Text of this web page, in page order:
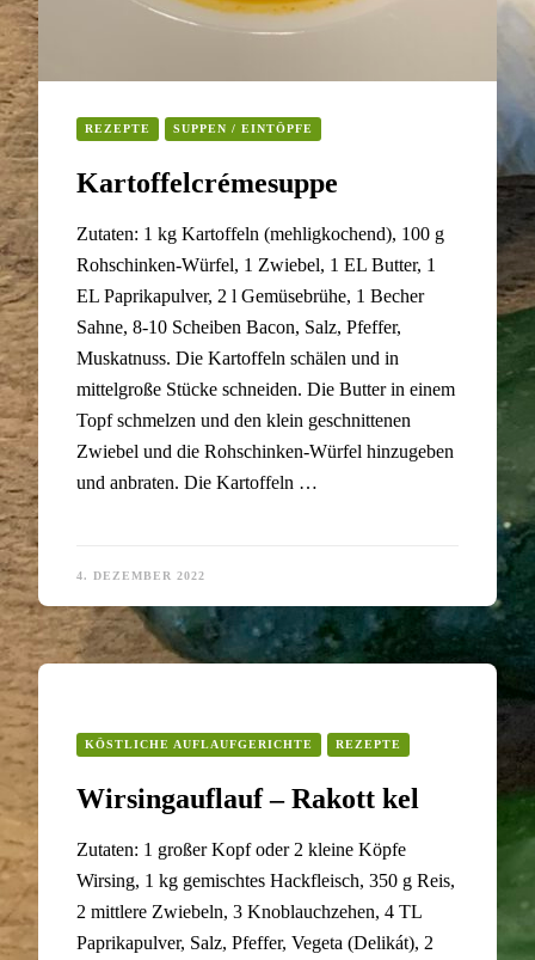
REZEPTE SUPPEN / EINTÖPFE
Kartoffelcrémesuppe
Zutaten: 1 kg Kartoffeln (mehligkochend), 100 g
Rohschinken-Würfel, 1 Zwiebel, 1 EL Butter, 1
EL Paprikapulver, 2 l Gemüsebrühe, 1 Becher
Sahne, 8-10 Scheiben Bacon, Salz, Pfeffer,
Muskatnuss. Die Kartoffeln schälen und in
mittelgroße Stücke schneiden. Die Butter in einem
Topf schmelzen und den klein geschnittenen
Zwiebel und die Rohschinken-Würfel hinzugeben
und anbraten. Die Kartoffeln …
4. DEZEMBER 2022
KÖSTLICHE AUFLAUFGERICHTE REZEPTE
Wirsingauflauf – Rakott kel
Zutaten: 1 großer Kopf oder 2 kleine Köpfe
Wirsing, 1 kg gemischtes Hackfleisch, 350 g Reis,
2 mittlere Zwiebeln, 3 Knoblauchzehen, 4 TL
Paprikapulver, Salz, Pfeffer, Vegeta (Delikát), 2